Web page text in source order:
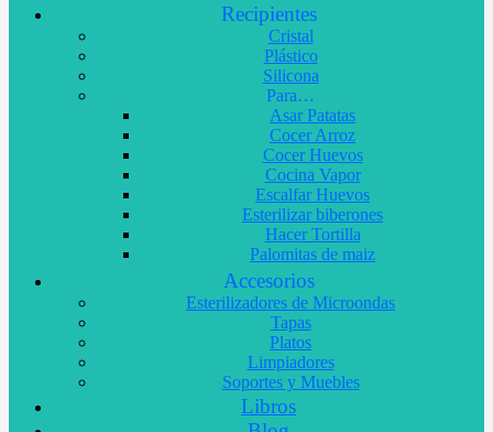
Recipientes
Cristal
Plástico
Silicona
Para…
Asar Patatas
Cocer Arroz
Cocer Huevos
Cocina Vapor
Escalfar Huevos
Esterilizar biberones
Hacer Tortilla
Palomitas de maiz
Accesorios
Esterilizadores de Microondas
Tapas
Platos
Limpiadores
Soportes y Muebles
Libros